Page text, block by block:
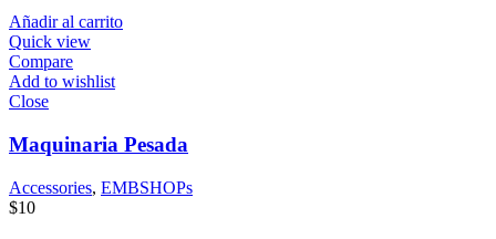
Añadir al carrito
Quick view
Compare
Add to wishlist
Close
Maquinaria Pesada
Accessories, EMBSHOPs
$10